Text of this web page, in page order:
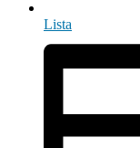
Lista